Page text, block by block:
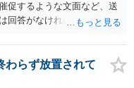
促するような文面など、送
回答がなければ個別に問い
したがって、いつまでも先
。 そのあたり、依頼してい
わらず放置されて